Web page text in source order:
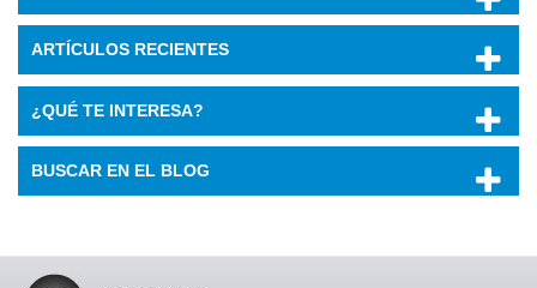
ARTÍCULOS RECIENTES
¿QUÉ TE INTERESA?
BUSCAR EN EL BLOG